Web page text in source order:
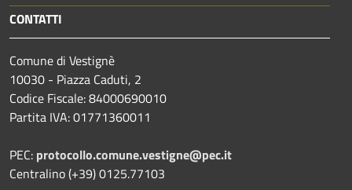
CONTATTI
Comune di Vestignè
10030 - Piazza Caduti, 2
Codice Fiscale: 84000690010
Partita IVA: 01771360011
PEC: protocollo.comune.vestigne@pec.it
Centralino (+39) 0125.77103